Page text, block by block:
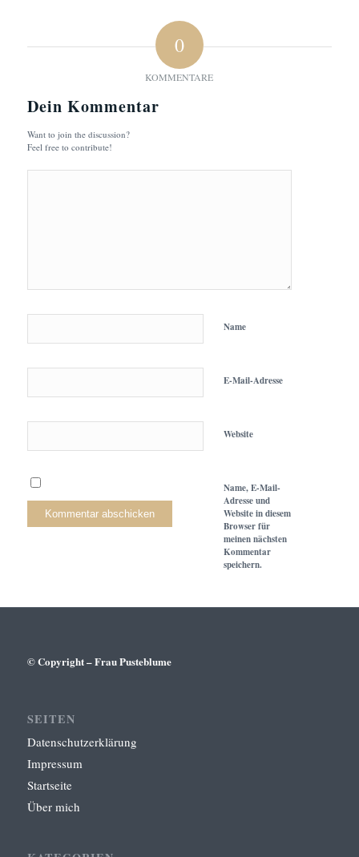
0
KOMMENTARE
Dein Kommentar
Want to join the discussion?
Feel free to contribute!
Name
E-Mail-Adresse
Website
Name, E-Mail-
Adresse und
Website in diesem
Browser für
meinen nächsten
Kommentar
speichern.
© Copyright – Frau Pusteblume
SEITEN
Datenschutzerklärung
Impressum
Startseite
Über mich